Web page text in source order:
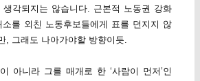
생각되지는 않습니다. 근본적 노동권 강화
를 외친 노동후보들에게 표를 던지지 않
, 그래도 나아가야할 방향이듯.
아니라 그를 매개로 한 ‘사람이 먼저’인